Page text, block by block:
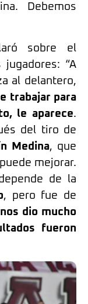
Debemos
sobre el
“A
al delantero,
trabajar para
le aparece.
del tiro de
Medina, que
mejorar.
de la
, pero fue de
dio mucho
fueron